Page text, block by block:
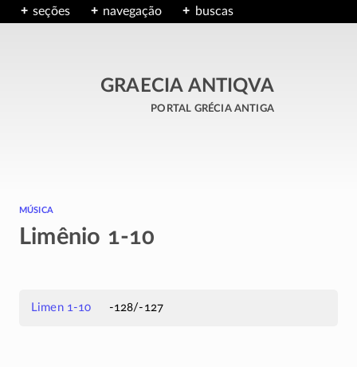
seções navegação buscas
GRAECIA ANTIQVA
portal grécia antiga
música
Limênio 1-10
Limen 1-10 -128/-127